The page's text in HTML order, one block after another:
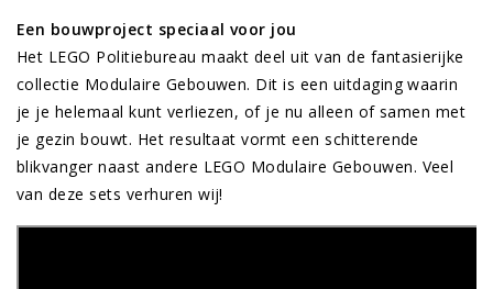
Een bouwproject speciaal voor jou
Het LEGO Politiebureau maakt deel uit van de fantasierijke
collectie Modulaire Gebouwen. Dit is een uitdaging waarin
je je helemaal kunt verliezen, of je nu alleen of samen met
je gezin bouwt. Het resultaat vormt een schitterende
blikvanger naast andere LEGO Modulaire Gebouwen. Veel
van deze sets verhuren wij!